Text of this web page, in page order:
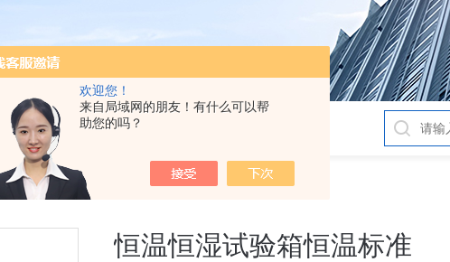
欢迎您！
来自局域网的朋友！有什么可以帮
助您的吗？
> DB-TH-S-80G.Z.D恒温恒湿试验箱恒温标准
恒温恒湿试验箱恒温标准